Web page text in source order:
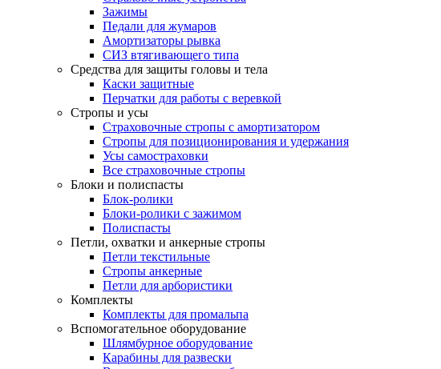
Зажимы
Педали для жумаров
Амортизаторы рывка
СИЗ втягивающего типа
Средства для защиты головы и тела
Каски защитные
Перчатки для работы с веревкой
Стропы и усы
Страховочные стропы с амортизатором
Стропы для позиционирования и удержания
Усы самостраховки
Все страховочные стропы
Блоки и полиспасты
Блок-ролики
Блоки-ролики с зажимом
Полиспасты
Петли, охватки и анкерные стропы
Петли текстильные
Стропы анкерные
Петли для арбористики
Комплекты
Комплекты для промальпа
Вспомогательное оборудование
Шлямбурное оборудование
Карабины для развески